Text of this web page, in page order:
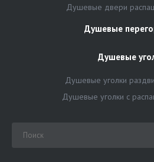
Душевые двери
Душевые
Душевые
Душевые уголки
Душевые уголки с